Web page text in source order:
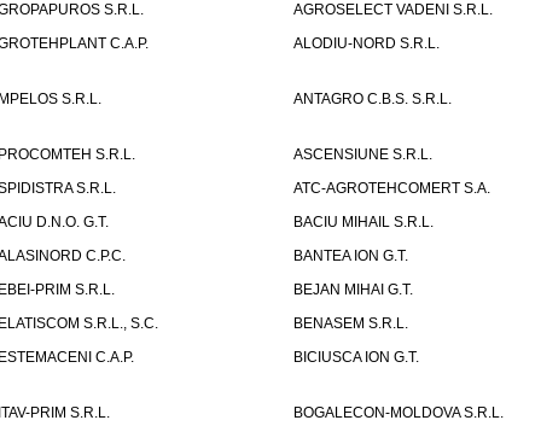
S.R.L.
AGROSELECT VADENI S.R.L.
C.A.P.
ALODIU-NORD S.R.L.
S.R.L. ANTAGRO C.B.S. S.R.L.
S.R.L.
ASCENSIUNE S.R.L.
S.R.L.
ATC-AGROTEHCOMERT S.A.
D.N.O. G.T.
BACIU MIHAIL S.R.L.
C.P.C.
BANTEA ION G.T.
PRIM S.R.L.
BEJAN MIHAI G.T.
S.R.L., S.C.
BENASEM S.R.L.
C.A.P.
BICIUSCA ION G.T.
PRIM S.R.L.
BOGALECON-MOLDOVA S.R.L.